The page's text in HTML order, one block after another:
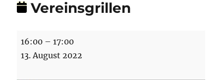
Vereinsgrillen
Vereinsgrillen
16:00 –17:00
13. August 2022